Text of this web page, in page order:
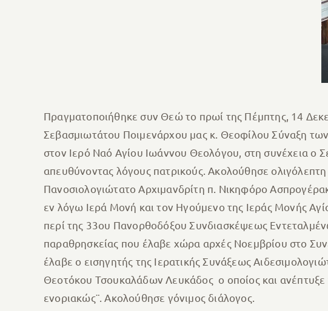
Πραγματοποιήθηκε συν Θεώ το πρωί της Πέμπτης, 14
Σεβασμιωτάτου Ποιμενάρχου μας κ. Θεοφίλου Σύναξη
στον Ιερό Ναό Αγίου Ιωάννου Θεολόγου, στη συνέχεια ο
απευθύνοντας λόγους πατρικούς. Ακολούθησε
Πανοσιολογιώτατο Αρχιμανδρίτη π. Νικηφόρο
εν λόγω Ιερά Μονή και τον Ηγούμενο της Ιεράς Μονής
περί της 33ου Πανορθοδόξου Συνδιασκέψεως
παραθρησκείας που έλαβε χώρα αρχές Νοεμβρίου στο
έλαβε ο εισηγητής της Ιερατικής Συνάξεως
Θεοτόκου Τσουκαλάδων Λευκάδος ο οποίος και ανέπτυξε
ενοριακώς¨. Ακολούθησε γόνιμος διάλογος.